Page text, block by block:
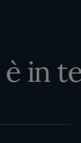
in te